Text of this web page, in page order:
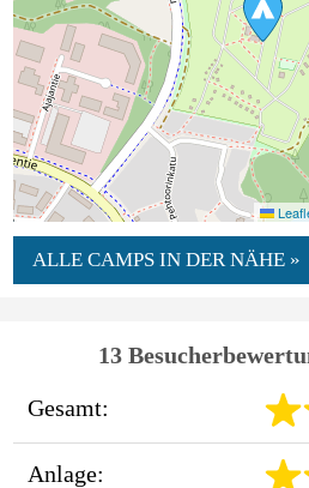
ALLE CAMPS IN DER NÄHE »
13
Gesamt:
Anlage: